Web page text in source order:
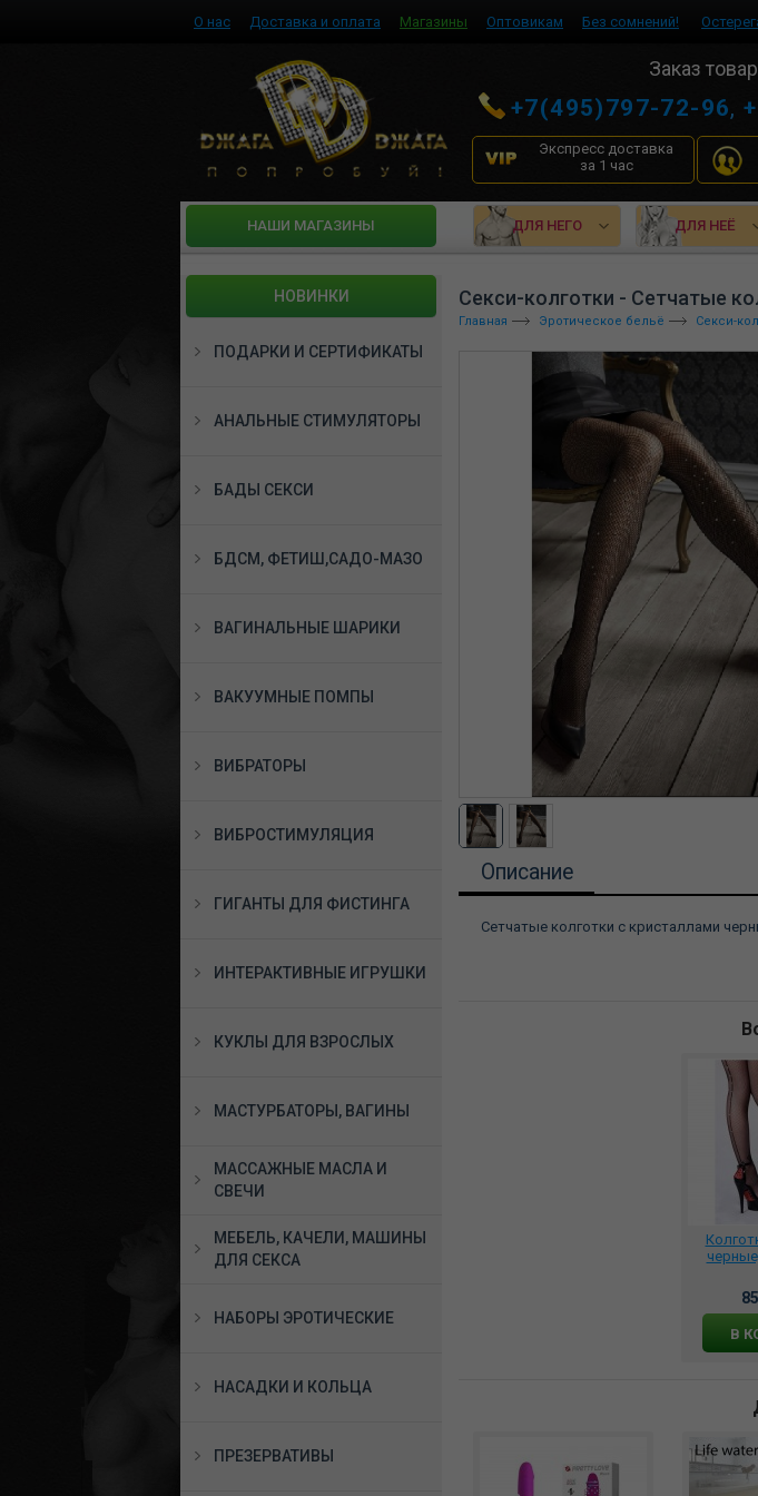
О нас Доставка и оплата Магазины Оптовикам Без сомнений!
Заказ
+7(495)797-72-96,
Экспресс доставка
за 1 час
HАШИ МАГАЗИНЫ ДЛЯ НЕГО ДЛЯ НЕЁ
НОВИНКИ
ПОДАРКИ И СЕРТИФИКАТЫ
АНАЛЬНЫЕ СТИМУЛЯТОРЫ
БАДЫ СЕКСИ
БДСМ, ФЕТИШ,САДО-МАЗО
ВАГИНАЛЬНЫЕ ШАРИКИ
ВАКУУМНЫЕ ПОМПЫ
ВИБРАТОРЫ
ВИБРОСТИМУЛЯЦИЯ
ГИГАНТЫ ДЛЯ ФИСТИНГА
ИНТЕРАКТИВНЫЕ ИГРУШКИ
КУКЛЫ ДЛЯ ВЗРОСЛЫХ
МАСТУРБАТОРЫ, ВАГИНЫ
МАССАЖНЫЕ МАСЛА И
СВЕЧИ
МЕБЕЛЬ, КАЧЕЛИ, МАШИНЫ
ДЛЯ СЕКСА
НАБОРЫ ЭРОТИЧЕСКИЕ
НАСАДКИ И КОЛЬЦА
ПРЕЗЕРВАТИВЫ
Секси-колготки - Сетчатые
Главная Эротическое бельё Секси-
Описание
Сетчатые колготки с кристаллами
В